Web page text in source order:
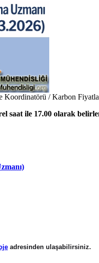
Koordinatörü / Karbon
saat ile 17.00 olarak
adresinden ulaşabilirsiniz.